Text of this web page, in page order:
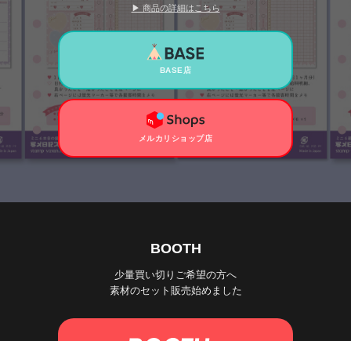
▶ 商品の詳細はこちら
BASE店
メルカリショップ店
BOOTH
少量買い切りご希望の方へ
素材のセット販売始めました